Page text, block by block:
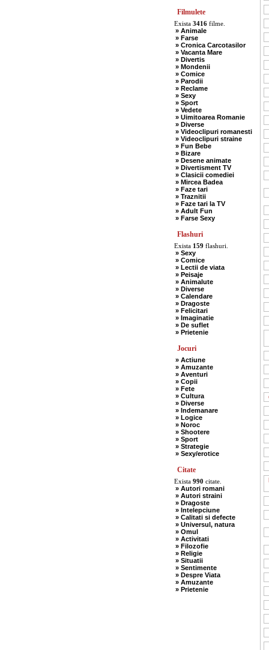
Filmulete
Exista 3416filme.
» Animale
» Farse
» Cronica Carcotasilor
» Vacanta Mare
» Divertis
» Mondenii
» Comice
» Parodii
» Reclame
» Sexy
» Sport
» Vedete
» Uimitoarea Romanie
» Diverse
» Videoclipuri romanesti
» Videoclipuri straine
» Fun Bebe
» Bizare
» Desene animate
» Divertisment TV
» Clasicii comediei
» Mircea Badea
» Faze tari
» Traznitii
» Faze tari la TV
» Adult Fun
» Farse Sexy
Flashuri
Exista 159 flashuri.
» Sexy
» Comice
» Lectii de viata
» Peisaje
» Animalute
» Diverse
» Calendare
» Dragoste
» Felicitari
» Imaginatie
» De suflet
» Prietenie
Jocuri
» Actiune
» Amuzante
» Aventuri
» Copii
» Fete
» Cultura
» Diverse
» Indemanare
» Logice
» Noroc
» Shootere
» Sport
» Strategie
» Sexy/erotice
Citate
Exista 990 citate.
» Autori romani
» Autori straini
» Dragoste
» Intelepciune
» Calitati si defecte
» Universul, natura
» Omul
» Activitati
» Filozofie
» Religie
» Situatii
» Sentimente
» Despre Viata
» Amuzante
» Prietenie